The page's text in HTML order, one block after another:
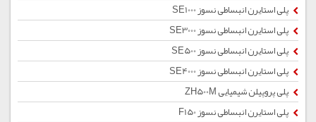
پلی استایرن انبساطی نسوز SE1000
پلی استایرن انبساطی نسوز SE3000
پلی استایرن انبساطی نسوز SE500
پلی استایرن انبساطی نسوز SE4000
پلی پروپیلن شیمیایی ZH500M
پلی استایرن انبساطی نسوز F150